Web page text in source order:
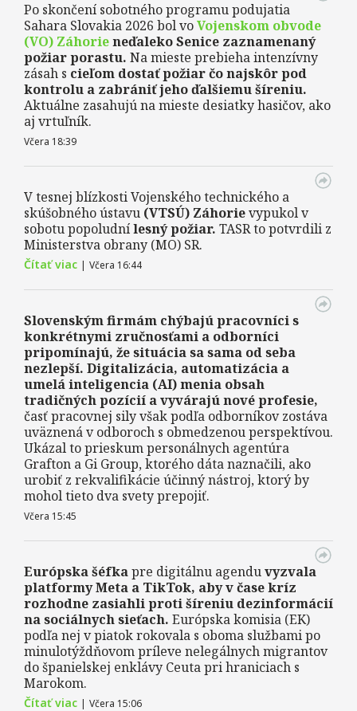
Po skončení sobotného programu podujatia
Sahara Slovakia 2026 bol voVojenskom obvode
(VO) Záhorieneďaleko Senice zaznamenaný
požiar porastu. Na mieste prebieha intenzívny
zásah s cieľom dostať požiar čo najskôr pod
kontrolu a zabrániť jeho ďalšiemu šíreniu.
Aktuálne zasahujú na mieste desiatky hasičov, ako
aj vrtuľník.
Včera 18:39
V tesnej blízkosti Vojenského technického a
skúšobného ústavu (VTSÚ) Záhorievypukol v
sobotu popoludnílesný požiar. TASR to potvrdili z
Ministerstva obrany (MO) SR.
Čítať viac | Včera 16:44
Slovenským firmám chýbajú pracovníci s
konkrétnymi zručnosťami a odborníci
pripomínajú, že situácia sa sama od seba
nezlepší. Digitalizácia, automatizácia a
umelá inteligencia (AI) menia obsah
tradičných pozícií a vyvárajú nové profesie,
časť pracovnej sily však podľa odborníkov zostáva
uväznená v odboroch s obmedzenou perspektívou.
Ukázal to prieskum personálnych agentúra
Grafton a Gi Group, ktorého dáta naznačili, ako
urobiť z rekvalifikácie účinný nástroj, ktorý by
mohol tieto dva svety prepojiť.
Včera 15:45
Európska šéfkapre digitálnu agenduvyzvala
platformy Meta a TikTok, aby v čase kríz
rozhodne zasiahli proti šíreniu dezinformácií
na sociálnych sieťach. Európska komisia (EK)
podľa nej v piatok rokovala s oboma službami po
minulotýždňovom príleve nelegálnych migrantov
do španielskej enklávy Ceuta pri hraniciach s
Marokom.
Čítať viac | Včera 15:06